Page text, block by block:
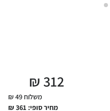
312
₪
משלוח 49 ₪
מחיר סופי: 361
₪